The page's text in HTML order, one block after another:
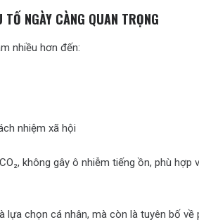
NGÀY CÀNG QUAN TRỌNG
nhiều hơn đến:
nhiệm xã hội
không gây ô nhiễm tiếng ồn, phù hợp
lựa chọn cá nhân, mà còn là tuyên bố về